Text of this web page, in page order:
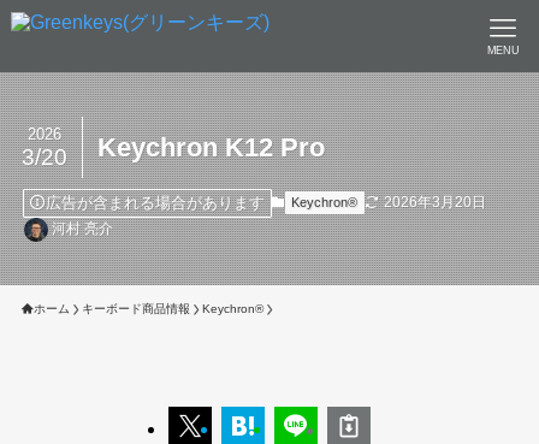
MENU
Keychron K12 Pro
2026
3/20
広告が含まれる場合があります Keychron®︎
2026年3月20日
河村 亮介
ホーム キーボード商品情報 Keychron®︎